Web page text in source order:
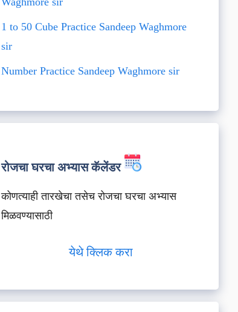
1 to 50 Cube Practice Sandeep Waghmore
sir
Number Practice Sandeep Waghmore sir
रोजचा घरचा अभ्यास कॅलेंडर
कोणत्याही तारखेचा तसेच रोजचा घरचा अभ्यास
मिळवण्यासाठी
येथे क्लिक करा